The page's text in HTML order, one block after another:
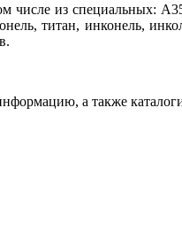
числе из
титан, инконель,
а также